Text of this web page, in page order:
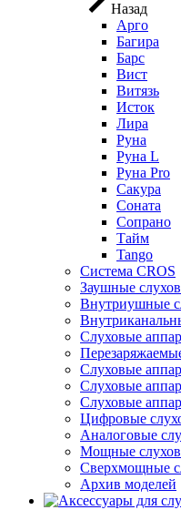
Назад
Арго
Багира
Барс
Вист
Витязь
Исток
Лира
Руна
Руна L
Руна Pro
Сакура
Соната
Сопрано
Тайм
Tango
Система CROS
Заушные
Внутриушные
Слуховые
Слуховые
Слуховые
Слуховые
Цифровые
Аналоговые
Мощные
Сверхмощные
Архив моделей